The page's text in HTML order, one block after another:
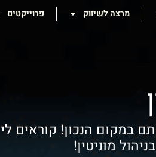
מרצה לשיווק פרוייקטים
במקום הנכון! קוראים לי
מוניטין!